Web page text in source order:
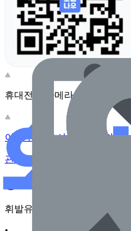
휴대전화 카메라로 찍어보세요
이 주유소의 사장님이신가요?
관리하기
휘발유